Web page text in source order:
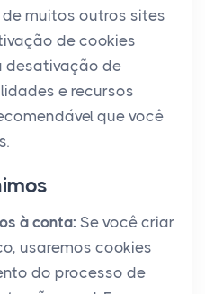
muitos outros sites
de cookies
desativação de
e recursos
que você
à conta: Se você criar
usaremos cookies
do processo de